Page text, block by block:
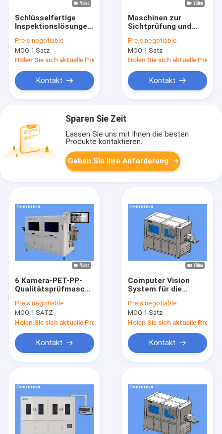
Schlüsselfertige
Inspektionslösungen
Offline-
Zuführvorrichtung
Preis:negotiable
MOQ:1 Satz
Holen Sie sich aktuelle Preis
Kontakt
Maschinen zur
Sichtprüfung und
Vorformlingen mit
geringer Kapazität
Preis:negotiable
MOQ:1 Satz
Holen Sie sich aktuelle Preis
Kontakt
Sparen Sie Zeit
Lassen Sie uns mit Ihnen die besten
Produkte kontaktieren.
Geben Sie Ihre Anforderung
6 Kamera-PET-PP-
Qualitätsprüfmaschine
Plattformunterstützung
Preis:negotiable
MOQ:1 SATZ
Holen Sie sich aktuelle Preis
Kontakt
Computer Vision
System für die
und Fehlererkennung
Preis:negotiable
MOQ:1 Satz
Holen Sie sich aktuelle Preis
Kontakt